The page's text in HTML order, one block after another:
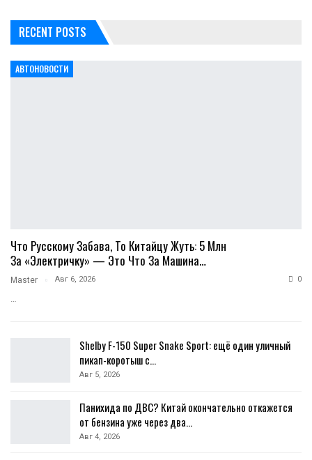
RECENT POSTS
АВТОНОВОСТИ
Что Русскому Забава, То Китайцу Жуть: 5 Млн
За «электричку» — Это Что За Машина…
Master Авг 6, 2026 0
…
Shelby F-150 Super Snake Sport: ещё один уличный
пикап-коротыш с…
Авг 5, 2026
Панихида по ДВС? Китай окончательно откажется
от бензина уже через два…
Авг 4, 2026